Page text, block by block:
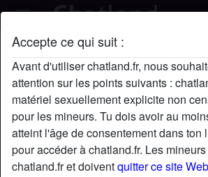
Accepte ce qui suit :
Avant d'utiliser chatland.fr, nous
attention sur les points suivants :
matériel sexuellement explicite non
pour les mineurs. Tu dois avoir au
atteint l'âge de consentement dans ton
pour accéder à chatland.fr. Les
chatland.fr et doiventquitter ce site
Omaley44's profil